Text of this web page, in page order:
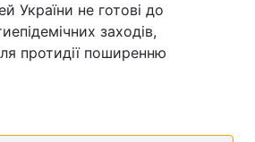
Війна
Політика
Наука
України не готові до
заходів,
протидії поширенню